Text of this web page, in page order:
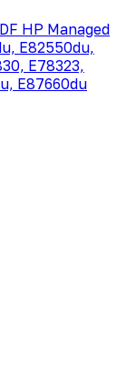
HP Managed
E82550du,
E78323,
E87660du